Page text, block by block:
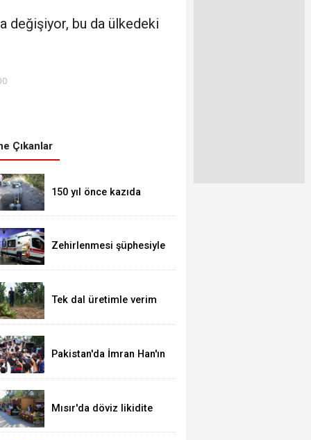
değişiyor, bu da ülkedeki
Çıkanlar
150 yıl önce kazıda
yaklaştı
Zehirlenmesi şüphesiyle
edildi
Tek dal üretimle verim
Pakistan'da İmran Han'ın
düzenledi
Mısır'da döviz likidite
birimini yeni bir dalgalı